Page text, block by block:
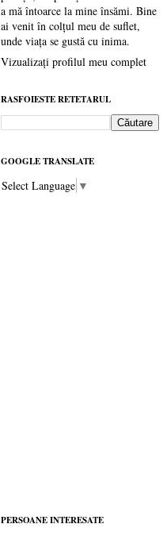
a mă întoarce la mine însămi. Bine
ai venit în colțul meu de suflet,
unde viața se gustă cu inima.
Vizualizați profilul meu complet
RASFOIESTE RETETARUL
GOOGLE TRANSLATE
Select Language ▼
PERSOANE INTERESATE